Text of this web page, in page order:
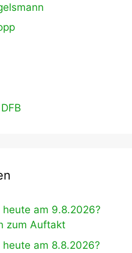
am 9.8.2026?
zum Auftakt
am 8.8.2026?